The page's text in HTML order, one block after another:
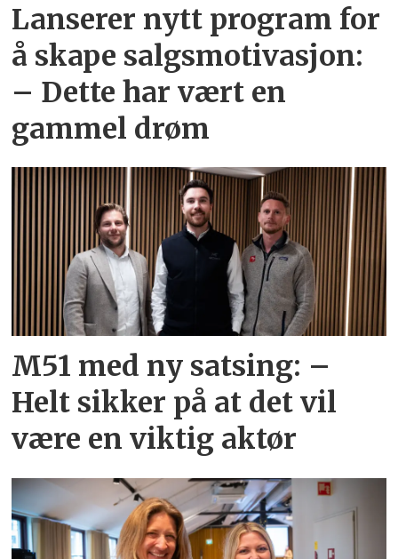
Lanserer nytt program for
å skape salgsmotivasjon:
– Dette har vært en
gammel drøm
M51 med ny satsing: –
Helt sikker på at det vil
være en viktig aktør